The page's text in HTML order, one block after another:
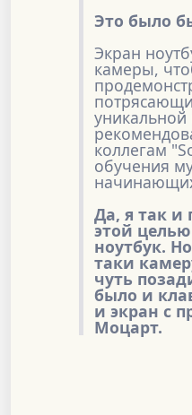
Это было
Экран
камеры,
коллегам
обучения
Да, я так и
этой
ноутбук.
таки
чуть
было и
и экран с
Моцарт.